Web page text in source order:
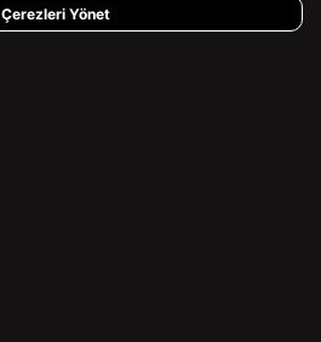
Çerezleri Yönet